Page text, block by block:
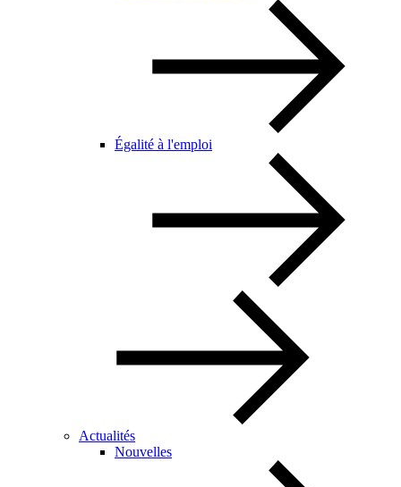
Égalité à l'emploi
Actualités
Nouvelles